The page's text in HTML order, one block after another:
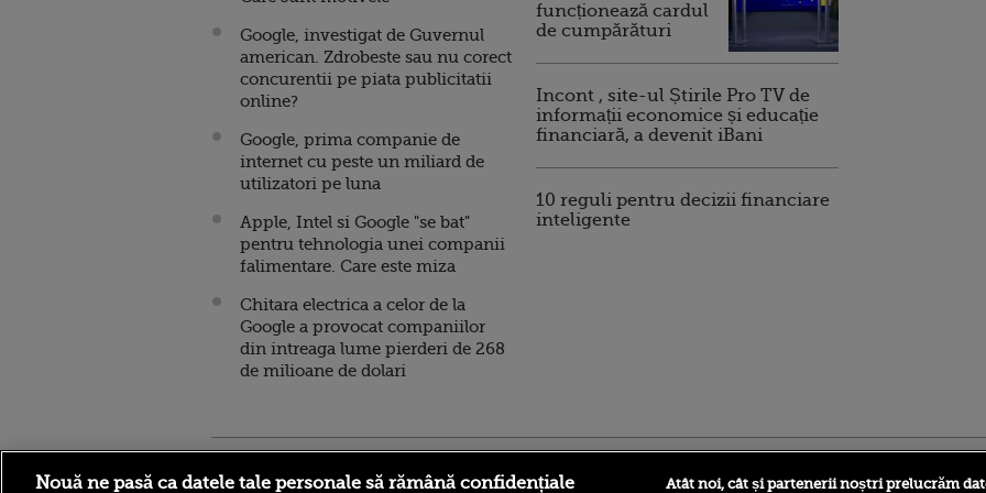
Google, investigat de Guvernul
american. Zdrobeste sau nu corect
concurentii pe piata publicitatii
online?
Google, prima companie de
internet cu peste un miliard de
utilizatori pe luna
Apple, Intel si Google "se bat"
pentru tehnologia unei companii
falimentare. Care este miza
Chitara electrica a celor de la
Google a provocat companiilor
din intreaga lume pierderi de 268
de milioane de dolari
funcționează cardul
de cumpărături
Incont , site-ul Știrile Pro TV de
informații economice și educație
financiară, a devenit iBani
10 reguli pentru decizii financiare
inteligente
Nouă ne pasă ca datele tale personale să rămână confidențiale Atât noi, cât și partenerii noștri prelucrăm